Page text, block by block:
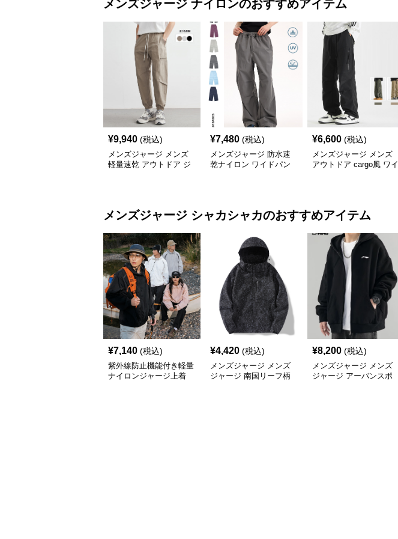
メンズジャージ ナイロンのおすすめアイテム
¥9,940 (税込)
メンズジャージ メンズ
軽量速乾 アウトドア ジ
¥7,480 (税込)
メンズジャージ 防水速
乾ナイロン ワイドパン
¥6,600 (税込)
メンズジャージ メンズ
アウトドア cargo風 ワイ
メンズジャージ シャカシャカのおすすめアイテム
¥7,140 (税込)
紫外線防止機能付き軽量
ナイロンジャージ上着
¥4,420 (税込)
メンズジャージ メンズ
ジャージ 南国リーフ柄
¥8,200 (税込)
メンズジャージ メンズ
ジャージ アーバンスポ